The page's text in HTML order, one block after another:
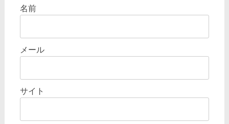
名前
メール
サイト